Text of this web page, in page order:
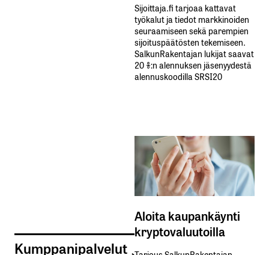
Kumppanipalvelut
Sijoittaja.fi tarjoaa kattavat
työkalut ja tiedot markkinoiden
seuraamiseen sekä parempien
sijoituspäätösten tekemiseen.
SalkunRakentajan lukijat saavat
20 %:n alennuksen jäsenyydestä
alennuskoodilla SRSI20
Aloita kaupankäynti
kryptovaluutoilla